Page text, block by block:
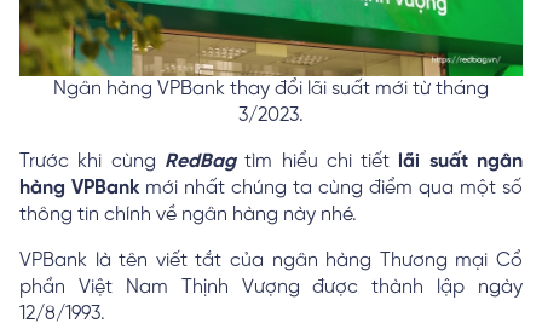
Ngân hàng VPBank thay đổi lãi suất mới từ tháng
3/2023.
Trước khi cùng RedBagtìm hiểu chi tiết
lãi suất ngân
hàng VPBank mới nhất chúng ta cùng điểm qua một số
thông tin chính về ngân hàng này nhé.
VPBank là tên viết tắt của ngân hàng Thương mại Cổ
phần Việt Nam Thịnh Vượng được thành lập ngày
12/8/1993.